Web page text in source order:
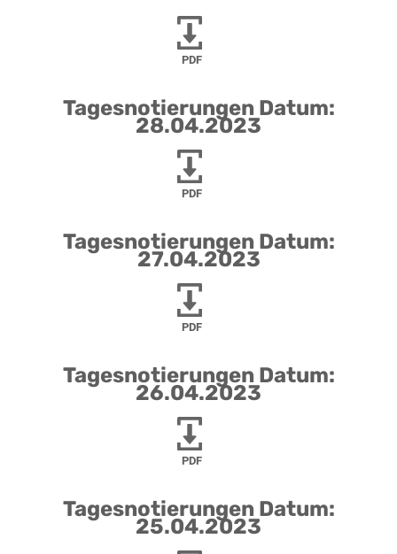
PDF
Tagesnotierungen Datum:
28.04.2023
PDF
Tagesnotierungen Datum:
27.04.2023
PDF
Tagesnotierungen Datum:
26.04.2023
PDF
Tagesnotierungen Datum:
25.04.2023